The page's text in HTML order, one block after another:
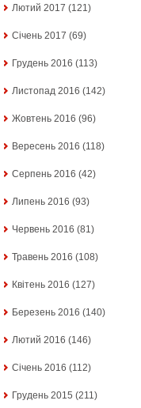
Лютий 2017 (121)
Січень 2017 (69)
Грудень 2016 (113)
Листопад 2016 (142)
Жовтень 2016 (96)
Вересень 2016 (118)
Серпень 2016 (42)
Липень 2016 (93)
Червень 2016 (81)
Травень 2016 (108)
Квітень 2016 (127)
Березень 2016 (140)
Лютий 2016 (146)
Січень 2016 (112)
Грудень 2015 (211)